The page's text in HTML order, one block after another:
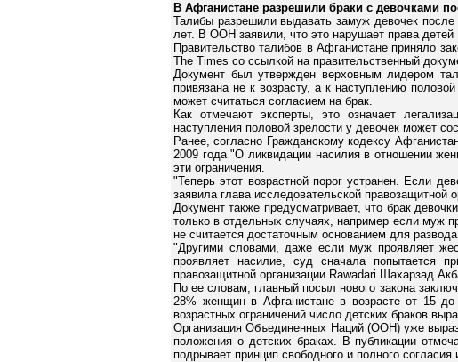
В Афганистане разрешили браки с девочками
Талибы разрешили выдавать замуж девочек
лет. В ООН заявили, что это нарушает права детей
Правительство талибов в Афганистане приняло
The Times со ссылкой на правительственный
Документ был утвержден верховным лидером
привязана не к возрасту, а к наступлению
может считаться согласием на брак.
Как отмечают эксперты, это означает
наступления половой зрелости у девочек может
Ранее, согласно Гражданскому кодексу
2009 года "О ликвидации насилия в отношении
эти ограничения.
"Теперь этот возрастной порог устранен. Если
заявила глава исследовательской
Документ также предусматривает, что брак
только в отдельных случаях, например если муж
не считается достаточным основанием для
"Другими словами, даже если муж проявляет
проявляет насилие, суд сначала попытается
правозащитной организации Rawadari Шахарзад
По ее словам, главный посыл нового закона
28% женщин в Афганистане в возрасте от 15
возрастных ограничений число детских браков
Организация Объединенных Наций (ООН) уже
положения о детских браках. В публикации
подрывает принцип свободного и полного